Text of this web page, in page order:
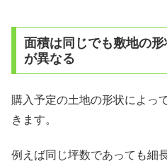
面積は同じでも敷地の
が異なる
購入予定の土地の形状によっ
きます。
例えば同じ坪数であっても細